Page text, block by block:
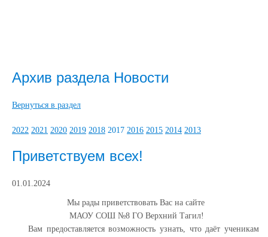
Архив раздела Новости
Вернуться в раздел
2022 2021 2020 2019 2018 2017 2016 2015 2014 2013
Приветствуем всех!
01.01.2024
Мы рады приветствовать Вас на сайте
МАОУ СОШ №8 ГО Верхний Тагил!
Вам предоставляется возможность узнать, что даёт ученикам